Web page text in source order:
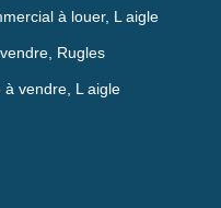
à louer, L aigle
Rugles
à vendre, L aigle